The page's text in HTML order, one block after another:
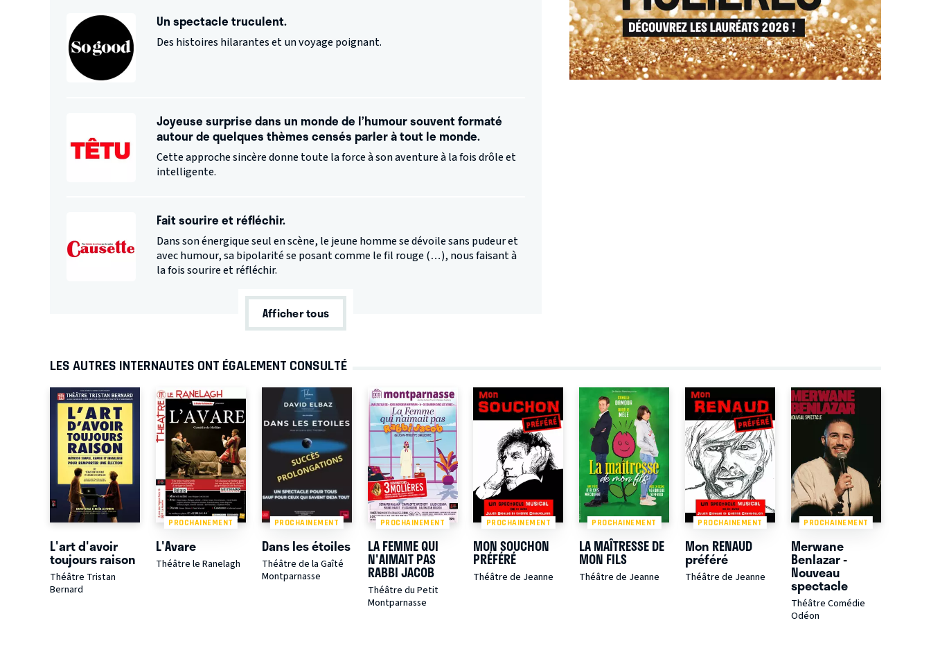
Un spectacle truculent.
Des histoires hilarantes et un voyage poignant.
Joyeuse surprise dans un monde de l’humour souvent formaté
autour de quelques thèmes censés parler à tout le monde.
Cette approche sincère donne toute la force à son aventure à la fois drôle et
intelligente.
Fait sourire et réfléchir.
Dans son énergique seul en scène, le jeune homme se dévoile sans pudeur et
avec humour, sa bipolarité se posant comme le fil rouge (…), nous faisant à
la fois sourire et réfléchir.
Afficher tous
LES AUTRES INTERNAUTES ONT ÉGALEMENT CONSULTÉ
L'art d'avoir
toujours raison
Théâtre Tristan
Bernard
PROCHAINEMENT
L'Avare
Théâtre le Ranelagh
PROCHAINEMENT
Dans les étoiles
Théâtre de la Gaîté
Montparnasse
PROCHAINEMENT
LA FEMME QUI
N'AIMAIT PAS
RABBI JACOB
Théâtre du Petit
Montparnasse
PROCHAINEMENT
MON SOUCHON
PRÉFÉRÉ
Théâtre de Jeanne
PROCHAINEMENT
LA MAÎTRESSE DE
MON FILS
Théâtre de Jeanne
PROCHAINEMENT
Mon RENAUD
préféré
Théâtre de Jeanne
PROCHAINEMENT
Merwane
Benlazar -
Nouveau
spectacle
Théâtre Comédie
Odéon